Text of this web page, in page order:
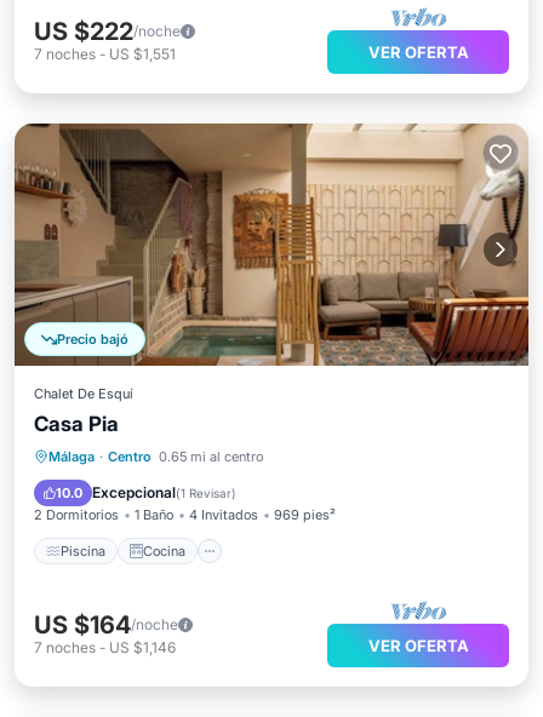
US $222/noche
7 noches - US $1,551 VER OFERTA
Precio bajó
Chalet De Esquí
Casa Pia
Málaga · Centro 0.65 mi al centro
10.0 Excepcional(1 Revisar)
2 Dormitorios 1 Baño 4 Invitados 969 pies²
Piscina Cocina
Piscina Cocina
Internet
US $164/noche
7 noches - US $1,146 VER OFERTA